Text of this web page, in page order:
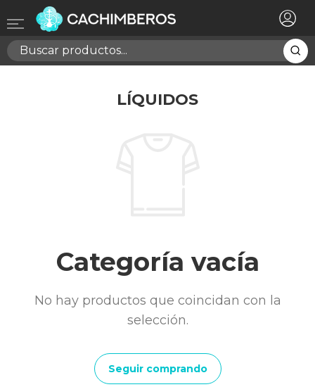
LÍQUIDOS
Categoría vacía
No hay productos que coincidan con la
selección.
Seguir comprando
Registrarse ×
Necesitas hacer login para guardar productos en tu